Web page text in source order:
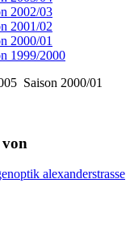
2002/03
2001/02
2000/01
1999/2000
Saison 2000/01